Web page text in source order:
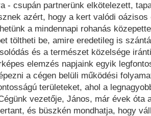
- csupán partnerünk elkötelezett,
azért, hogy a kert valódi
a mindennapi rohanás
töltheti be, amire eredetileg is
és a természet közelsége
elemzés napjaink egyik
a cégen belüli működési
területeket, ahol a
vezetője, János, már évek óta
és büszkén mondhatja, hogy